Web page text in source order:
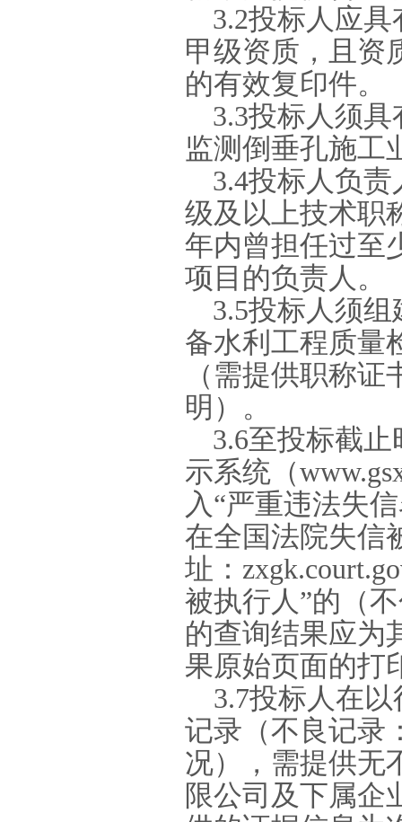
3.2投标人应具
甲级资质，且资
的有效复印件。
3.3投标人须具
监测倒垂孔施工
3.4投标人负
级及以上技术职
年内曾担任过至
项目的负责人。
3.5投标人须组
备水利工程质量
（需提供职称
明）。
3.6至投标截止
示系统（
入“严重违法失
在全国法院失信
址：
被执行人”的（
的查询结果应为
果原始页面的打
3.7投标人在
记录（不良记录
况），需提供无
限公司及下属企